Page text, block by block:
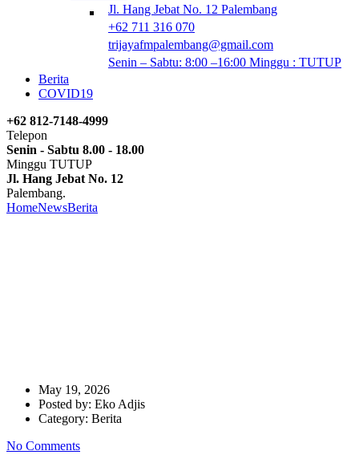
Jl. Hang Jebat No. 12 Palembang
+62 711 316 070
trijayafmpalembang@gmail.com
Senin – Sabtu: 8:00 –16:00 Minggu : TUTUP
Berita
COVID19
+62 812-7148-4999
Telepon
Senin - Sabtu 8.00 - 18.00
Minggu TUTUP
Jl. Hang Jebat No. 12
Palembang.
HomeNewsBerita
May 19, 2026
Posted by: Eko Adjis
Category: Berita
No Comments